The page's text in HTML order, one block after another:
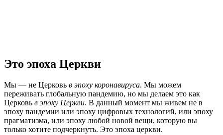
Это эпоха Церкви
Мы — не Церковь в эпоху коронавируса. Мы можем
переживать глобальную пандемию, но мы делаем это как
Церковь в эпоху Церкви. В данный момент мы живем не в
эпоху пандемии или эпоху цифровых технологий, или эпоху
прагматизма, или эпоху любой новой вещи, которую вы
только хотите подчеркнуть. Это эпоха церкви.